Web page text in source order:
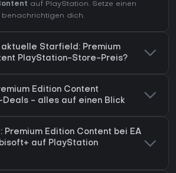
auf PlayStation. Setze einen
benachrichtigen dich.
Starfield: Premium
PlayStation-Store-Preis?
Edition Content
Deals - alles auf einen Blick
Premium Edition Content bei EA
auf PlayStation